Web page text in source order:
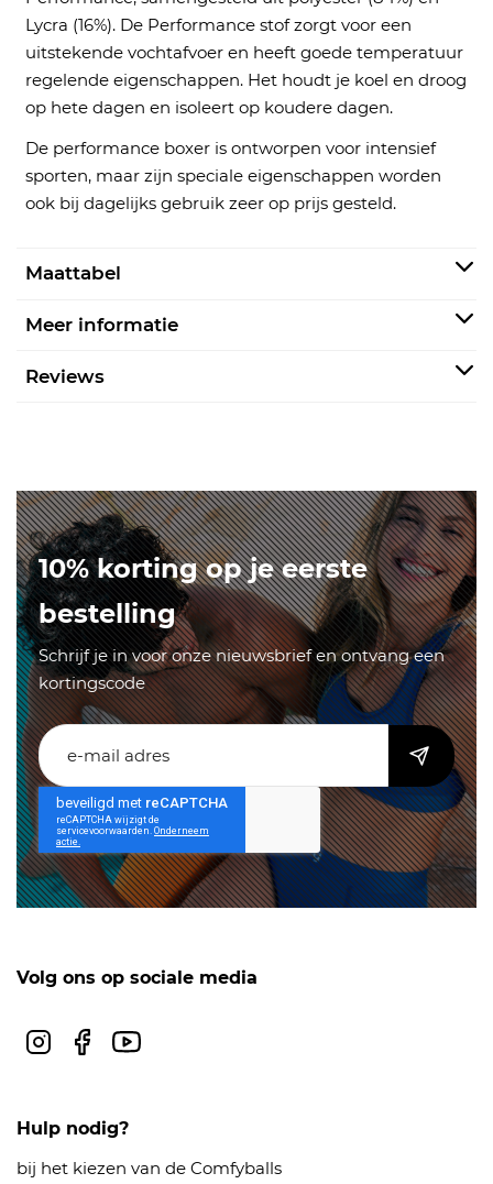
Lycra (16%). De Performance stof zorgt voor een
uitstekende vochtafvoer en heeft goede temperatuur
regelende eigenschappen. Het houdt je koel en droog
op hete dagen en isoleert op koudere dagen.
De performance boxer is ontworpen voor intensief
sporten, maar zijn speciale eigenschappen worden
ook bij dagelijks gebruik zeer op prijs gesteld.
Maattabel
Meer informatie
Reviews
10% korting op je eerste
bestelling
Schrijf je in voor onze nieuwsbrief en ontvang een
kortingscode
Volg ons op sociale media
Instagram
FacebookYoutube
Hulp nodig?
bij het kiezen van de Comfyballs